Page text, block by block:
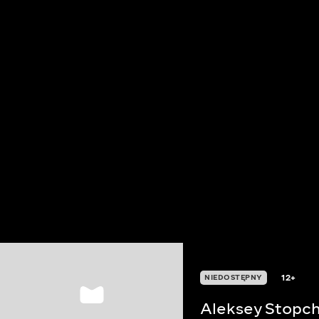
NIEDOSTĘPNY 12+
Aleksey